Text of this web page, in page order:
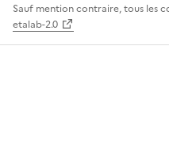
Sauf mention contraire, tous les
etalab-2.0